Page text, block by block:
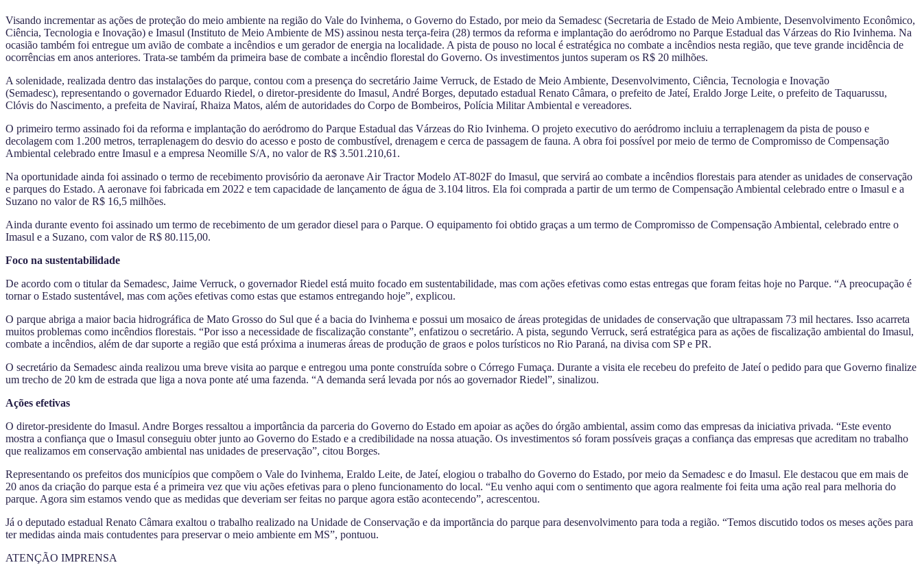
Visando incrementar as ações de proteção do meio ambiente na região do Vale do Ivinhema, o Governo do Estado, por meio da Semadesc (Secretaria de Estado de Meio Ambiente, Desenvolvimento Econômico,
Ciência, Tecnologia e Inovação) e Imasul (Instituto de Meio Ambiente de MS) assinou nesta terça-feira (28) termos da reforma e implantação do aeródromo no Parque Estadual das Várzeas do Rio Ivinhema. Na
ocasião também foi entregue um avião de combate a incêndios e um gerador de energia na localidade. A pista de pouso no local é estratégica no combate a incêndios nesta região, que teve grande incidência de
ocorrências em anos anteriores. Trata-se também da primeira base de combate a incêndio florestal do Governo. Os investimentos juntos superam os R$ 20 milhões.
A solenidade, realizada dentro das instalações do parque, contou com a presença do secretário Jaime Verruck, de Estado de Meio Ambiente, Desenvolvimento, Ciência, Tecnologia e Inovação
(Semadesc), representando o governador Eduardo Riedel, o diretor-presidente do Imasul, André Borges, deputado estadual Renato Câmara, o prefeito de Jateí, Eraldo Jorge Leite, o prefeito de Taquarussu,
Clóvis do Nascimento, a prefeita de Naviraí, Rhaiza Matos, além de autoridades do Corpo de Bombeiros, Polícia Militar Ambiental e vereadores.
O primeiro termo assinado foi da reforma e implantação do aeródromo do Parque Estadual das Várzeas do Rio Ivinhema. O projeto executivo do aeródromo incluiu a terraplenagem da pista de pouso e
decolagem com 1.200 metros, terraplenagem do desvio do acesso e posto de combustível, drenagem e cerca de passagem de fauna. A obra foi possível por meio de termo de Compromisso de Compensação
Ambiental celebrado entre Imasul e a empresa Neomille S/A, no valor de R$ 3.501.210,61.
Na oportunidade ainda foi assinado o termo de recebimento provisório da aeronave Air Tractor Modelo AT-802F do Imasul, que servirá ao combate a incêndios florestais para atender as unidades de conservação
e parques do Estado. A aeronave foi fabricada em 2022 e tem capacidade de lançamento de água de 3.104 litros. Ela foi comprada a partir de um termo de Compensação Ambiental celebrado entre o Imasul e a
Suzano no valor de R$ 16,5 milhões.
Ainda durante evento foi assinado um termo de recebimento de um gerador diesel para o Parque. O equipamento foi obtido graças a um termo de Compromisso de Compensação Ambiental, celebrado entre o
Imasul e a Suzano, com valor de R$ 80.115,00.
Foco na sustentabilidade
De acordo com o titular da Semadesc, Jaime Verruck, o governador Riedel está muito focado em sustentabilidade, mas com ações efetivas como estas entregas que foram feitas hoje no Parque. “A preocupação é
tornar o Estado sustentável, mas com ações efetivas como estas que estamos entregando hoje”, explicou.
O parque abriga a maior bacia hidrográfica de Mato Grosso do Sul que é a bacia do Ivinhema e possui um mosaico de áreas protegidas de unidades de conservação que ultrapassam 73 mil hectares. Isso acarreta
muitos problemas como incêndios florestais. “Por isso a necessidade de fiscalização constante”, enfatizou o secretário. A pista, segundo Verruck, será estratégica para as ações de fiscalização ambiental do Imasul,
combate a incêndios, além de dar suporte a região que está próxima a inumeras áreas de produção de graos e polos turísticos no Rio Paraná, na divisa com SP e PR.
O secretário da Semadesc ainda realizou uma breve visita ao parque e entregou uma ponte construída sobre o Córrego Fumaça. Durante a visita ele recebeu do prefeito de Jateí o pedido para que Governo finalize
um trecho de 20 km de estrada que liga a nova ponte até uma fazenda. “A demanda será levada por nós ao governador Riedel”, sinalizou.
Ações efetivas
O diretor-presidente do Imasul. Andre Borges ressaltou a importância da parceria do Governo do Estado em apoiar as ações do órgão ambiental, assim como das empresas da iniciativa privada. “Este evento
mostra a confiança que o Imasul conseguiu obter junto ao Governo do Estado e a credibilidade na nossa atuação. Os investimentos só foram possíveis graças a confiança das empresas que acreditam no trabalho
que realizamos em conservação ambiental nas unidades de preservação”, citou Borges.
Representando os prefeitos dos municípios que compõem o Vale do Ivinhema, Eraldo Leite, de Jateí, elogiou o trabalho do Governo do Estado, por meio da Semadesc e do Imasul. Ele destacou que em mais de
20 anos da criação do parque esta é a primeira vez que viu ações efetivas para o pleno funcionamento do local. “Eu venho aqui com o sentimento que agora realmente foi feita uma ação real para melhoria do
parque. Agora sim estamos vendo que as medidas que deveriam ser feitas no parque agora estão acontecendo”, acrescentou.
Já o deputado estadual Renato Câmara exaltou o trabalho realizado na Unidade de Conservação e da importãncia do parque para desenvolvimento para toda a região. “Temos discutido todos os meses ações para
ter medidas ainda mais contudentes para preservar o meio ambiente em MS”, pontuou.
ATENÇÃO IMPRENSA